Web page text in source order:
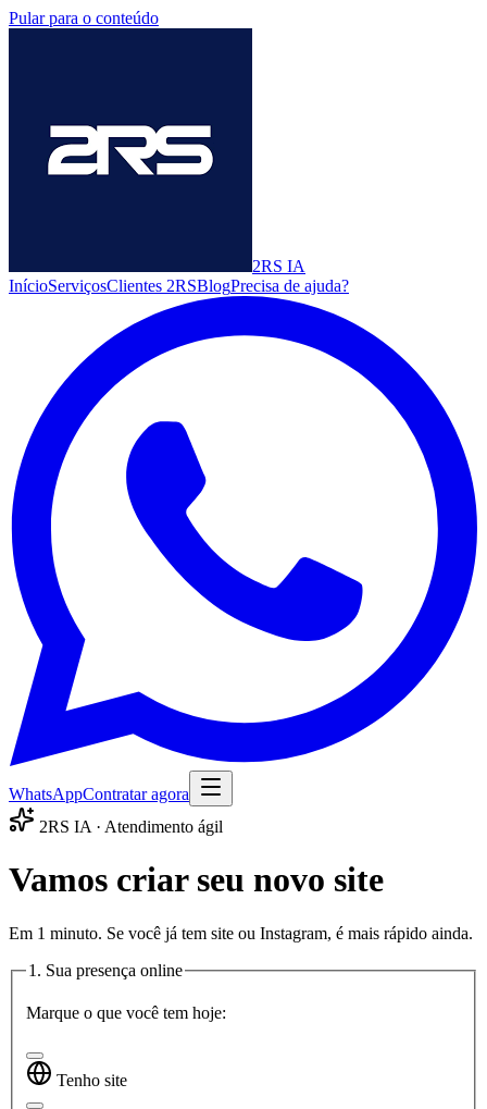
Pular para o conteúdo
2RS IA
InícioServiçosClientes 2RSBlogPrecisa de ajuda?
WhatsAppContratar agora
2RS IA · Atendimento ágil
Vamos criar seu novo site
Em 1 minuto. Se você já tem site ou Instagram, é mais rápido ainda.
1. Sua presença online
Marque o que você tem hoje:
Tenho site